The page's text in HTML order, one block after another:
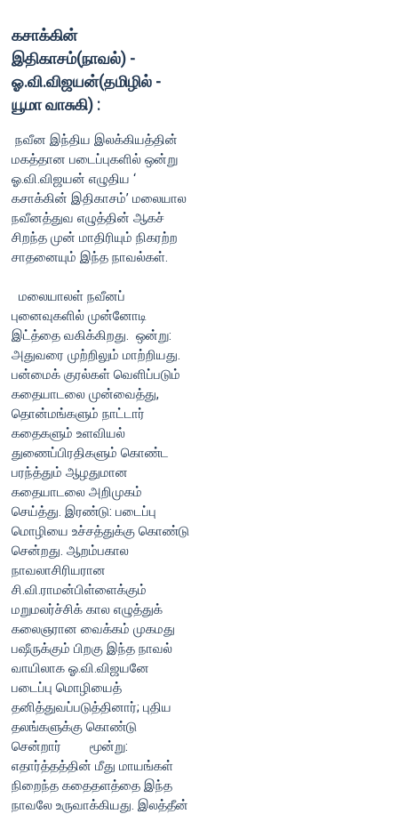
கசாக்கின்
இதிகாசம்(நாவல்) -
ஓ.வி.விஜயன்(தமிழில் -
யூமா வாசுகி) :
நவீன இந்திய இலக்கியத்தின்
மகத்தான படைப்புகளில் ஒன்று
ஓ.வி.விஜயன் எழுதிய ‘
கசாக்கின் இதிகாசம்’ மலையால
நவீனத்துவ எழுத்தின் ஆகச்
சிறந்த முன் மாதிரியும் நிகரற்ற
சாதனையும் இந்த நாவல்கள்.
மலையாலள் நவீனப்
புனைவுகளில் முன்னோடி
இட்த்தை வகிக்கிறது. ஒன்று:
அதுவரை முற்றிலும் மாற்றியது.
பன்மைக் குரல்கள் வெளிப்படும்
கதையாடலை முன்வைத்து,
தொன்மங்களும் நாட்டார்
கதைகளும் உளவியல்
துணைப்பிரதிகளும் கொண்ட
பரந்த்தும் ஆழதுமான
கதையாடலை அறிமுகம்
செய்த்து. இரண்டு: படைப்பு
மொழியை உச்சத்துக்கு கொண்டு
சென்றது. ஆறம்பகால
நாவலாசிரியரான
சி.வி.ராமன்பிள்ளைக்கும்
மறுமலர்ச்சிக் கால எழுத்துக்
கலைஞரான வைக்கம் முகமது
பஷீருக்கும் பிறகு இந்த நாவல்
வாயிலாக ஓ.வி.விஜயனே
படைப்பு மொழியைத்
தனித்துவப்படுத்தினார்; புதிய
தலங்களுக்கு கொண்டு
சென்றார் மூன்று:
எதார்த்தத்தின் மீது மாயங்கள்
நிறைந்த கதைதளத்தை இந்த
நாவலே உருவாக்கியது. இலத்தீன்